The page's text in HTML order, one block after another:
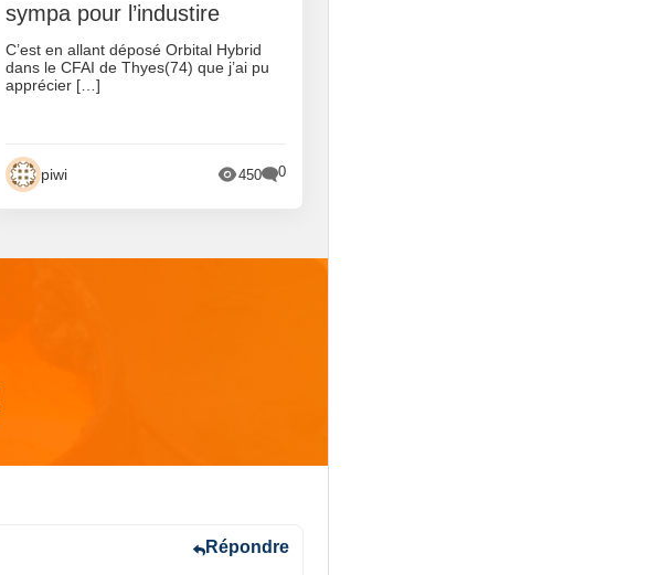
sympa pour l’industire
C’est en allant déposé Orbital Hybrid
dans le CFAI de Thyes(74) que j’ai pu
apprécier […]
piwi 450 0
Répondre